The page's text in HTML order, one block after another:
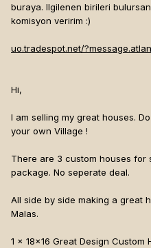
buraya. Ilgilenen birileri
komisyon veririm :)
uo.tradespot.net/
Hi,
I am selling my great houses.
your own Village !
There are 3 custom houses for
package. No seperate deal.
All side by side making a great
Malas.
1 x 18x16 Great Design Custom